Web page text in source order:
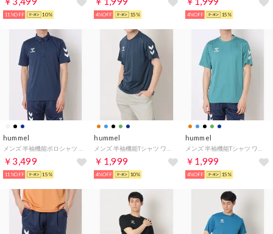
11%OFF 10% 4%OFF 15% 4%OFF 15%
hummel
￥3,499
11%OFF 15%
hummel
￥1,999
4%OFF 10%
hummel
￥1,999
4%OFF 15%